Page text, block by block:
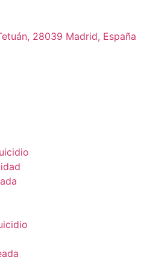
28039 Madrid, España